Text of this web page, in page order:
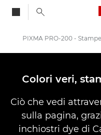
Stampanti Canon
Colori veri,
Ciò che vedi
sulla pagina,
inchiostri dye di